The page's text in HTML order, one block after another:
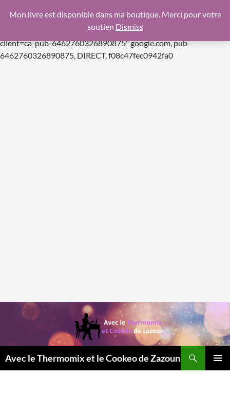
f08c47fec0942fa0
https://pagead2.googlesyndication.com/pagead/js/
client=ca-pub-6462760326890875"google.com, pub-
6462760326890875, DIRECT, f08c47fec0942fa0Aller
Avec le Thermomix et le Cookeo de Zazoun
Mon livre est disponible dans ma boutique. Merci pour votre
soutien Dismiss